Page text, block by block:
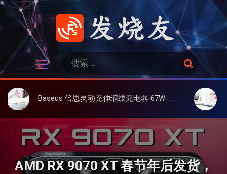
跳
发烧友
：
搜
索
Baseus 倍思灵动充伸缩线充电器 67W 3C，超耐用可伸缩线、氮化镓、3C多设备同时充 大上
AMD RX 9070 XT 春节年后发货，